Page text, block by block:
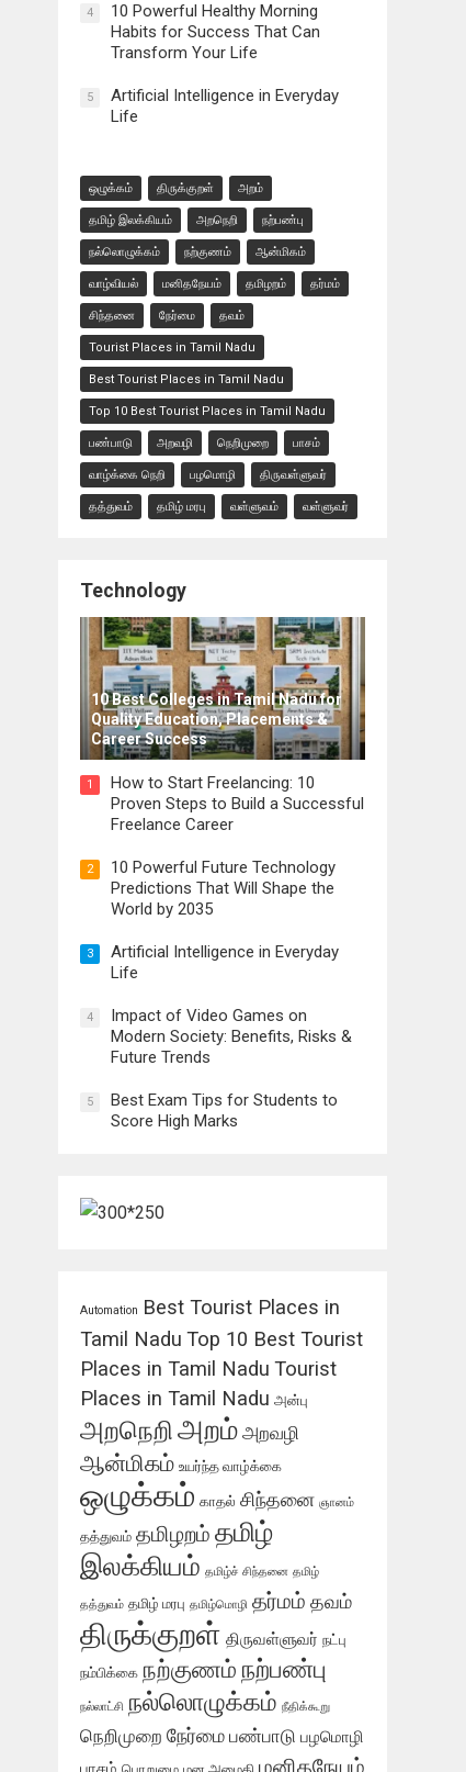
4
10 Powerful Healthy Morning
Habits for Success That Can
Transform Your Life
5
Artificial Intelligence in Everyday
Life
ஒழுக்கம் திருக்குறள் அறம்
தமிழ் இலக்கியம் அறநெறி நற்பண்பு
நல்லொழுக்கம் நற்குணம் ஆன்மிகம்
வாழ்வியல் மனிதநேயம் தமிழறம் தர்மம்
சிந்தனை நேர்மை தவம்
Tourist Places in Tamil Nadu
Best Tourist Places in Tamil Nadu
Top 10 Best Tourist Places in Tamil Nadu
பண்பாடு அறவழி நெறிமுறை பாசம்
வாழ்க்கை நெறி பழமொழி திருவள்ளுவர்
தத்துவம் தமிழ் மரபு வள்ளுவம் வள்ளுவர்
Technology
10 Best Colleges in Tamil Nadu for
Quality Education, Placements &
Career Success
1
How to Start Freelancing: 10
Proven Steps to Build a Successful
Freelance Career
2
10 Powerful Future Technology
Predictions That Will Shape the
World by 2035
3
Artificial Intelligence in Everyday
Life
4
Impact of Video Games on
Modern Society: Benefits, Risks &
Future Trends
5
Best Exam Tips for Students to
Score High Marks
Automation Best Tourist Places in
Tamil Nadu Top 10 Best Tourist
Places in Tamil Nadu Tourist
Places in Tamil Nadu அன்பு
அறநெறிஅறம் அறவழி
ஆன்மிகம் உயர்ந்த வாழ்க்கை
ஒழுக்கம் காதல் சிந்தனை ஞானம்
தத்துவம் தமிழறம் தமிழ்
இலக்கியம் தமிழ்ச் சிந்தனை தமிழ்
தத்துவம் தமிழ் மரபு தமிழ்மொழி தர்மம் தவம்
திருக்குறள் திருவள்ளுவர் நட்பு
நம்பிக்கை நற்குணம் நற்பண்பு
நல்லாட்சி நல்லொழுக்கம் நீதிக்கூறு
நெறிமுறை நேர்மை பண்பாடு பழமொழி